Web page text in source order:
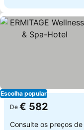
Escolha popular
De € 582
Consulte os preços de